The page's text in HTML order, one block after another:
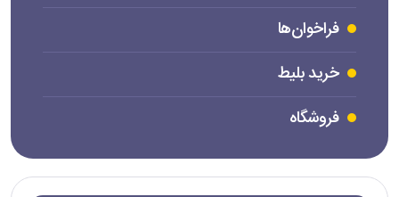
فراخوان‌ها
خرید بلیط
فروشگاه